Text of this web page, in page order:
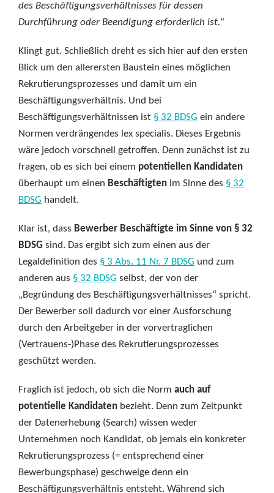
des Beschäftigungsverhältnisses für dessen
Durchführung oder Beendigung erforderlich ist.“
Klingt gut. Schließlich dreht es sich hier auf den ersten
Blick um den allerersten Baustein eines möglichen
Rekrutierungsprozesses und damit um ein
Beschäftigungsverhältnis. Und bei
Beschäftigungsverhältnissen ist § 32 BDSG ein andere
Normen verdrängendes lex specialis. Dieses Ergebnis
wäre jedoch vorschnell getroffen. Denn zunächst ist zu
fragen, ob es sich bei einem potentiellen Kandidaten
überhaupt um einen Beschäftigten im Sinne des § 32
BDSG handelt.
Klar ist, dass Bewerber Beschäftigte im Sinne von § 32
BDSG sind. Das ergibt sich zum einen aus der
Legaldefinition des § 3 Abs. 11 Nr. 7 BDSG und zum
anderen aus § 32 BDSG selbst, der von der
„Begründung des Beschäftigungsverhältnisses“ spricht.
Der Bewerber soll dadurch vor einer Ausforschung
durch den Arbeitgeber in der vorvertraglichen
(Vertrauens-)Phase des Rekrutierungsprozesses
geschützt werden.
Fraglich ist jedoch, ob sich die Norm auch auf
potentielle Kandidaten bezieht. Denn zum Zeitpunkt
der Datenerhebung (Search) wissen weder
Unternehmen noch Kandidat, ob jemals ein konkreter
Rekrutierungsprozess (= entsprechend einer
Bewerbungsphase) geschweige denn ein
Beschäftigungsverhältnis entsteht. Während sich